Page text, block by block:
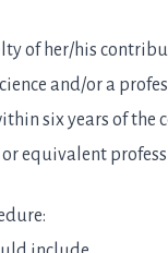
of her/his
and/or a
six years of the
equivalent